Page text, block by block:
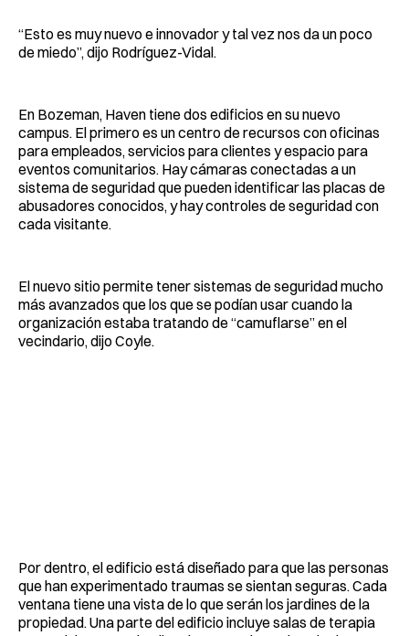
“Esto es muy nuevo e innovador y tal vez nos da un poco
de miedo”, dijo Rodríguez-Vidal.
En Bozeman, Haven tiene dos edificios en su nuevo
campus. El primero es un centro de recursos con oficinas
para empleados, servicios para clientes y espacio para
eventos comunitarios. Hay cámaras conectadas a un
sistema de seguridad que pueden identificar las placas de
abusadores conocidos, y hay controles de seguridad con
cada visitante.
El nuevo sitio permite tener sistemas de seguridad mucho
más avanzados que los que se podían usar cuando la
organización estaba tratando de “camuflarse” en el
vecindario, dijo Coyle.
Por dentro, el edificio está diseñado para que las personas
que han experimentado traumas se sientan seguras. Cada
ventana tiene una vista de lo que serán los jardines de la
propiedad. Una parte del edificio incluye salas de terapia